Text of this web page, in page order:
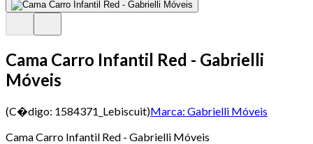
Cama Carro Infantil Red - Gabrielli
Móveis
(C�digo: 1584371_Lebiscuit)Marca: Gabrielli Móveis
Cama Carro Infantil Red - Gabrielli Móveis